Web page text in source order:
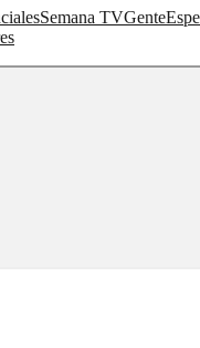
Semana TVGente